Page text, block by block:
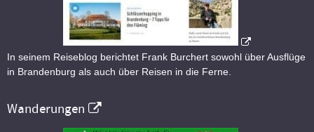
In seinem Reiseblog berichtet Frank Burchert sowohl über Ausflüge
in Brandenburg als auch über Reisen in die Ferne.
Wanderungen